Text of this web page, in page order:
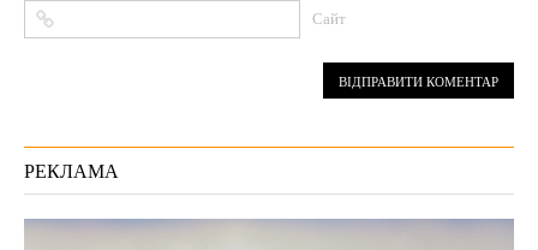
Сайт
РЕКЛАМА